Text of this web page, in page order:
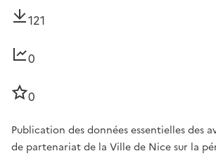
121
0
0
Publication des données essentielles des
de partenariat de la Ville de Nice sur la